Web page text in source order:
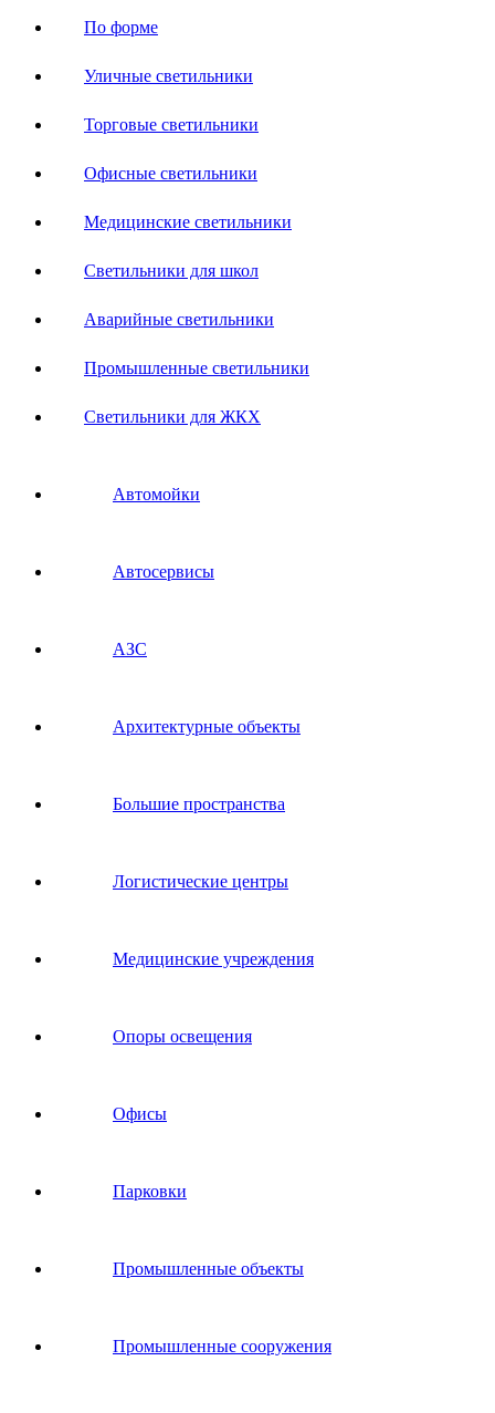
По форме
Уличные светильники
Торговые светильники
Офисные светильники
Медицинские светильники
Светильники для школ
Аварийные светильники
Промышленные светильники
Светильники для ЖКХ
Автомойки
Автосервисы
АЗС
Архитектурные объекты
Большие пространства
Логистические центры
Медицинские учреждения
Опоры освещения
Офисы
Парковки
Промышленные объекты
Промышленные сооружения